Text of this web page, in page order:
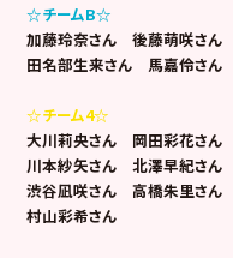
☆チームB☆
加藤玲奈さん 後藤萌咲さん
田名部生来さん 馬嘉伶さん
☆チーム4☆
大川莉央さん 岡田彩花さん
川本紗矢さん 北澤早紀さん
渋谷凪咲さん 高橋朱里さん
村山彩希さん